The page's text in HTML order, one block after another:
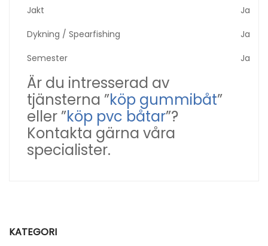
Jakt
Ja
Dykning / Spearfishing
Ja
Semester
Ja
Är du intresserad av
tjänsterna ”köp gummibåt”
eller ”köp pvc båtar”?
Kontakta gärna våra
specialister.
KATEGORI